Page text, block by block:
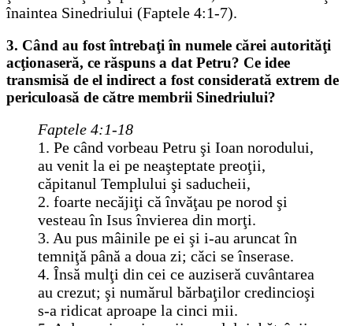
înaintea Sinedriului (Faptele 4:1-7).
3. Când au fost întrebaţi în numele cărei autorităţi
acţionaseră, ce răspuns a dat Petru? Ce idee
transmisă de el indirect a fost considerată extrem de
periculoasă de către membrii Sinedriului?
Faptele 4:1-18
1. Pe când vorbeau Petru şi Ioan norodului,
au venit la ei pe neaşteptate preoţii,
căpitanul Templului şi saducheii,
2. foarte necăjiţi că învăţau pe norod şi
vesteau în Isus învierea din morţi.
3. Au pus mâinile pe ei şi i-au aruncat în
temniţă până a doua zi; căci se înserase.
4. Însă mulţi din cei ce auziseră cuvântarea
au crezut; şi numărul bărbaţilor credincioşi
s-a ridicat aproape la cinci mii.